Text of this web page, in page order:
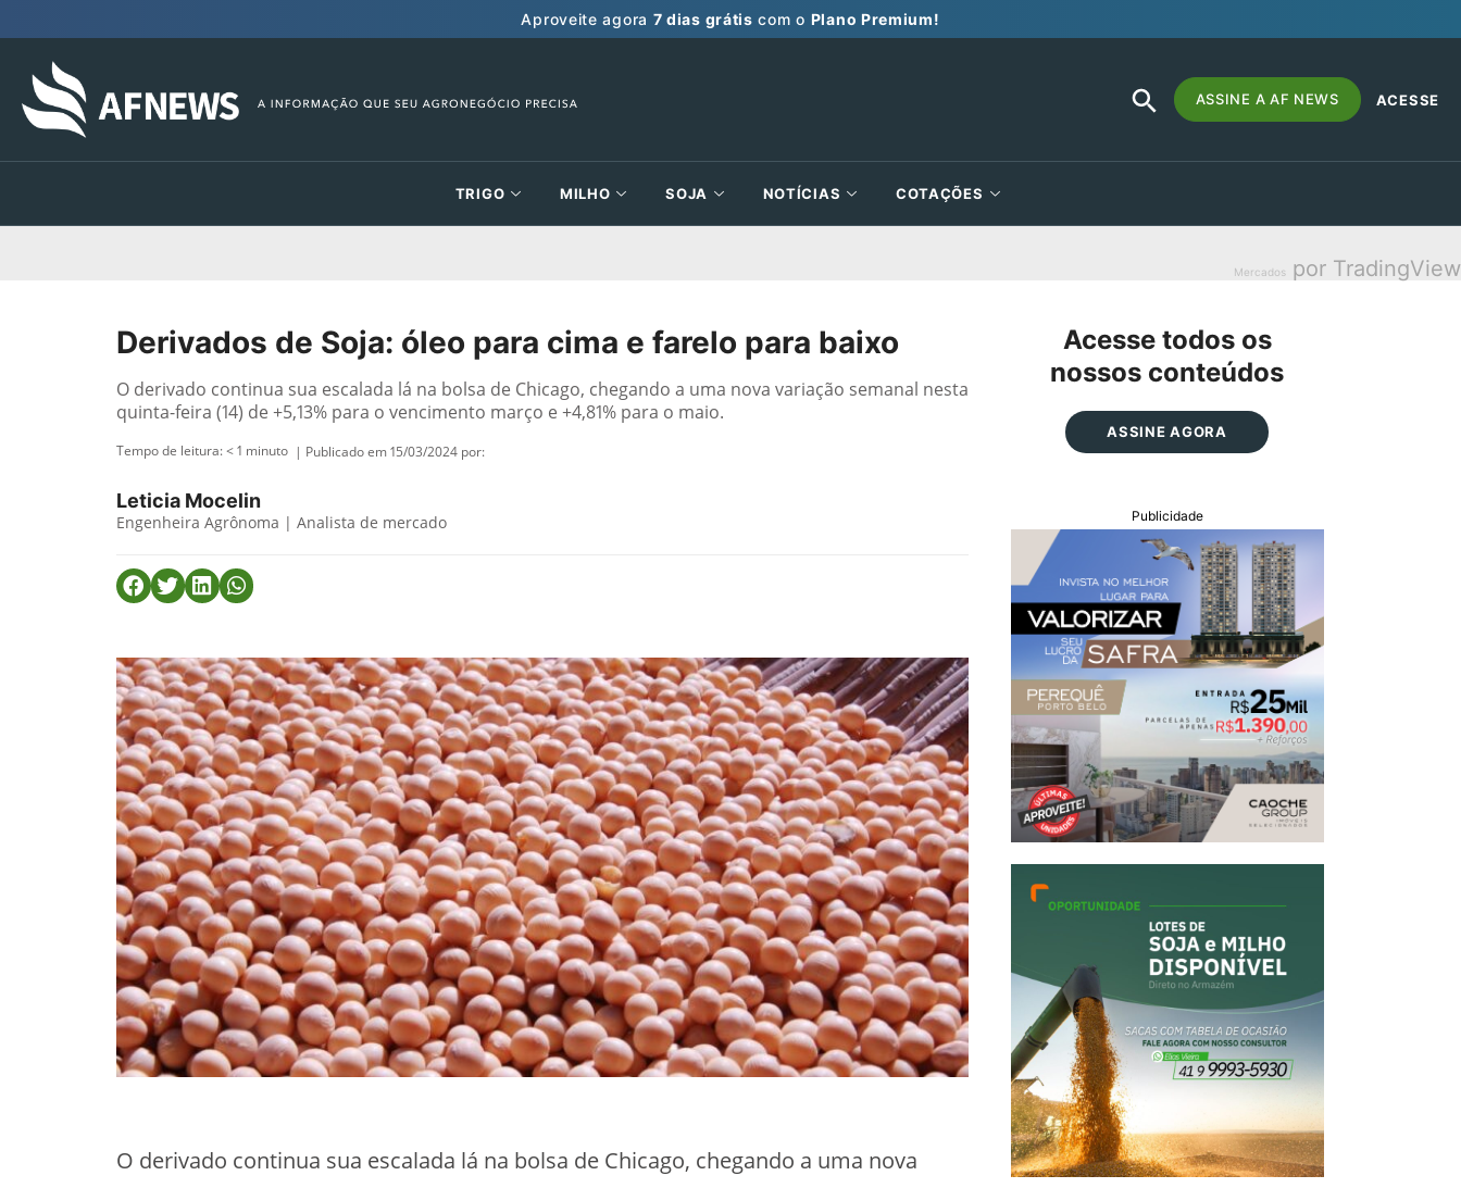
Aproveite agora 7 dias grátis com o Plano Premium!
Search
for:
SEARCH
BUTTON
ASSINE A AF NEWS ACESSE
TRIGO MILHO SOJA NOTÍCIAS COTAÇÕES
Mercados por TradingView
Derivados de Soja: óleo para cima e farelo para baixo
O derivado continua sua escalada lá na bolsa de Chicago, chegando a uma nova variação semanal nesta
quinta-feira (14) de +5,13% para o vencimento março e +4,81% para o maio.
Tempo de leitura:< 1 minuto | Publicado em 15/03/2024 por:
Leticia Mocelin
Engenheira Agrônoma | Analista de mercado
O derivado continua sua escalada lá na bolsa de Chicago, chegando a uma nova
Acesse todos os
nossos conteúdos
ASSINE AGORA
Publicidade